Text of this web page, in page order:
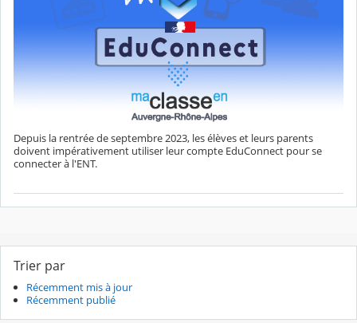
Depuis la rentrée de septembre 2023, les élèves et leurs parents
doivent impérativement utiliser leur compte EduConnect pour se
connecter à l'ENT.
Trier par
Récemment mis à jour
Récemment publié